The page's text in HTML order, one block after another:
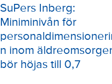
SuPers Inberg:
Miniminivån för
n inom
bör höjas till 0,7